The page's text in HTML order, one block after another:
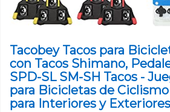
Tacobey Tacos para
con Tacos Shimano,
SPD-SL SM-SH Tacos -
para Bicicletas de
para Interiores y Exteriores